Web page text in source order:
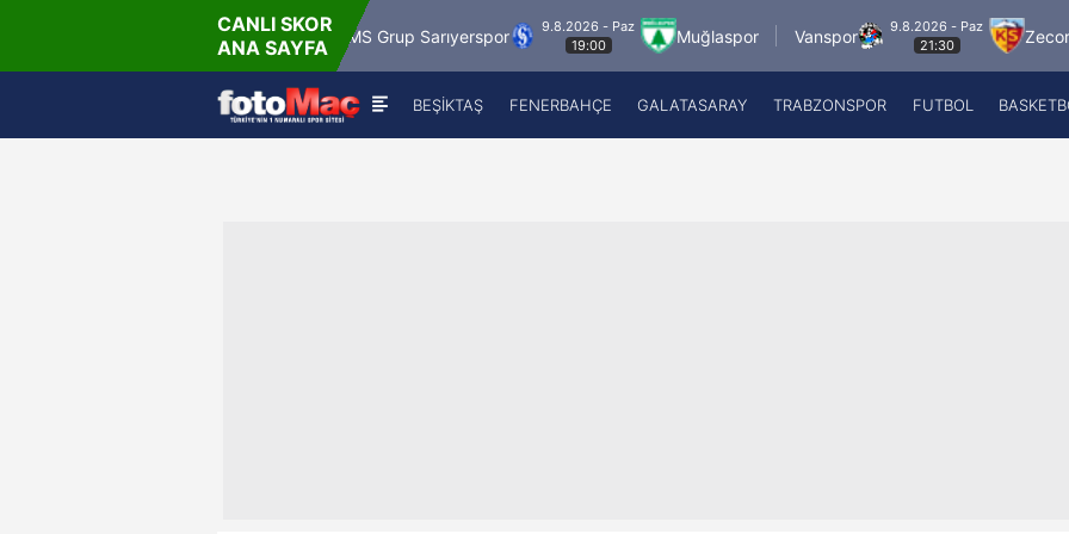
CANLI SKOR
ANA SAYFA
Misirli.com.tr Karagümrük SMS Grup Sarıyerspor
9.8.2026 - Paz
19:00
Muğlaspor Vanspor
9.8.2026 - Paz
21:30
Zecorner
BEŞİKTAŞ FENERBAHÇE GALATASARAY TRABZONSPOR FUTBOL